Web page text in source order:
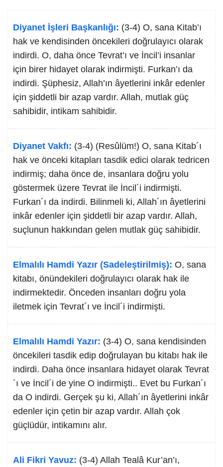
Diyanet İşleri Başkanlığı: (3-4) O, sana Kitab’ı
hak ve kendisinden öncekileri doğrulayıcı olarak
indirdi. O, daha önce Tevrat’ı ve İncil’i insanlar
için birer hidayet olarak indirmişti. Furkan’ı da
indirdi. Şüphesiz, Allah’ın âyetlerini inkâr edenler
için şiddetli bir azap vardır. Allah, mutlak güç
sahibidir, intikam sahibidir.
Diyanet Vakfı: (3-4) (Resûlüm!) O, sana Kitab´ı
hak ve önceki kitapları tasdik edici olarak tedricen
indirmiş; daha önce de, insanlara doğru yolu
göstermek üzere Tevrat ile İncil´i indirmişti.
Furkan´ı da indirdi. Bilinmeli ki, Allah´ın âyetlerini
inkâr edenler için şiddetli bir azap vardır. Allah,
suçlunun hakkından gelen mutlak güç sahibidir.
Elmalılı Hamdi Yazır (Sadeleştirilmiş): O, sana
kitabı, önündekileri doğrulayıcı olarak hak ile
indirmektedir. Önceden insanları doğru yola
iletmek için Tevrat´ı ve İncil´i indirmişti.
Elmalılı Hamdi Yazır: (3-4) O, sana kendisinden
öncekileri tasdik edip doğrulayan bu kitabı hak ile
indirdi. Daha önce insanlara hidayet olarak Tevrat
´ı ve İncil´i de yine O indirmişti.. Evet bu Furkan´ı
da O indirdi. Gerçek şu ki, Allah´ın âyetlerini inkâr
edenler için çetin bir azap vardır. Allah çok
güçlüdür, intikamını alır.
Ali Fikri Yavuz: (3-4) Allah Tealâ Kur’an’ı,